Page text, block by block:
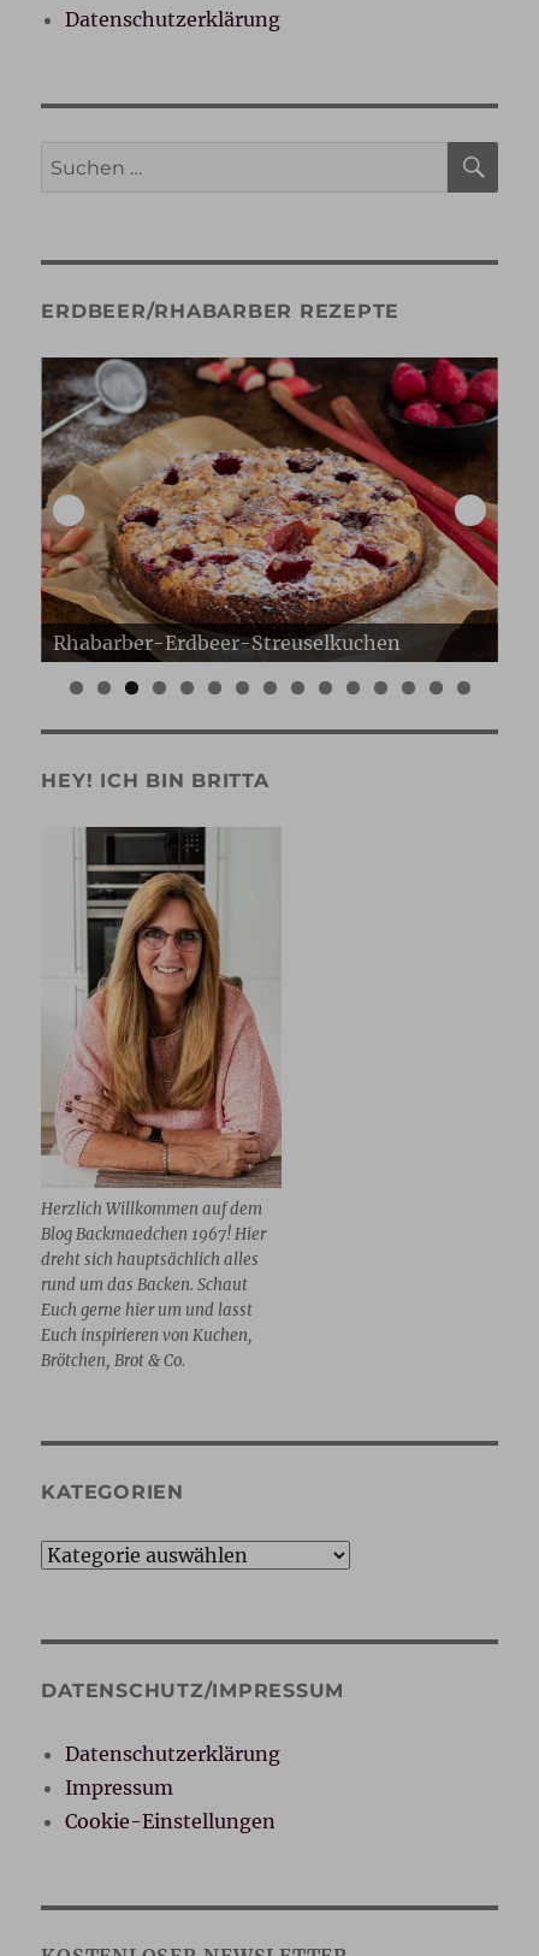
Datenschutzerklärung
Suche
ERDBEER/RHABARBER REZEPTE
Erdbeer Gugelhupf
0 1 2 3 4 5
HEY! ICH BIN BRITTA
Herzlich Willkommen auf dem
Blog Backmaedchen 1967! Hier
dreht sich hauptsächlich alles
rund um das Backen. Schaut
Euch gerne hier um und lasst
Euch inspirieren von Kuchen,
Brötchen, Brot & Co.
KATEGORIEN
Kategorien
DATENSCHUTZ/IMPRESSUM
Datenschutzerklärung
Impressum
Cookie-Einstellungen